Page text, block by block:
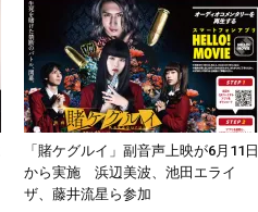
「賭ケグルイ」副音声上映が6月11日
から実施 浜辺美波、池田エライ
ザ、藤井流星ら参加